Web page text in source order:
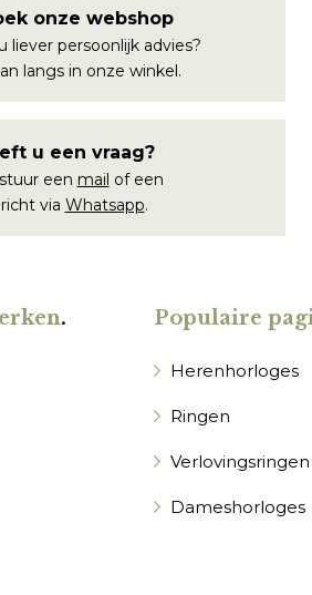
onze webshop
liever persoonlijk advies?
langs in onze winkel.
u een vraag?
een mail of een
via Whatsapp.
. Populaire
Herenhorloges
Ringen
Verlovingsringen
Dameshorloges